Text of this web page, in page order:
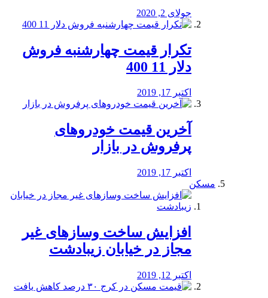
جولای 2, 2020
تکرار قیمت چهارشنبه فروش
دلار 11 400
اکتبر 17, 2019
آخرین قیمت خودرو‌های
پرفروش در بازار
اکتبر 17, 2019
مسکن
افزایش ساخت وسازهای غیر
مجاز در خیابان زیبادشت
اکتبر 12, 2019